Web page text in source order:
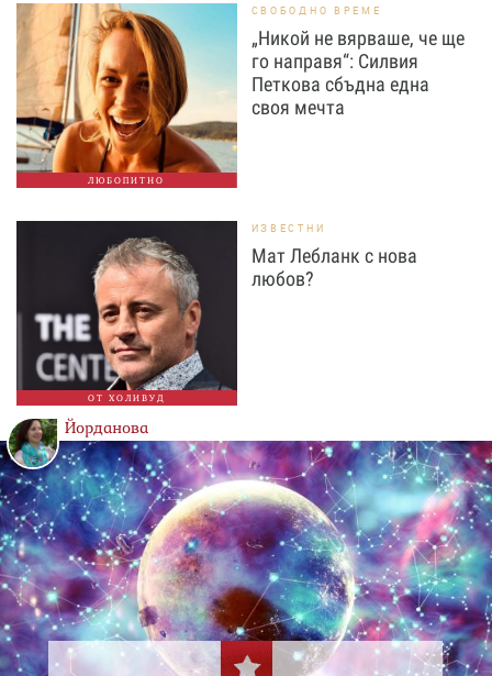
ЛЮБОПИТНО
СВОБОДНО ВРЕМЕ
„Никой не вярваше, че ще
го направя“: Силвия
Петкова сбъдна една
своя мечта
ОТ ХОЛИВУД
ИЗВЕСТНИ
Мат Лебланк с нова
любов?
Йорданова